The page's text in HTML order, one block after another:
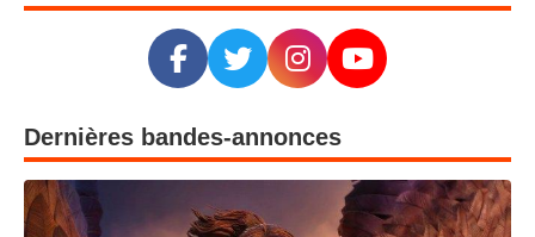
Dernières bandes-annonces